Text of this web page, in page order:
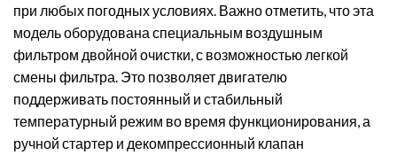
при любых погодных условиях. Важно отметить, что эта
модель оборудована специальным воздушным
фильтром двойной очистки, с возможностью легкой
смены фильтра. Это позволяет двигателю
поддерживать постоянный и стабильный
температурный режим во время функционирования, а
ручной стартер и декомпрессионный клапан